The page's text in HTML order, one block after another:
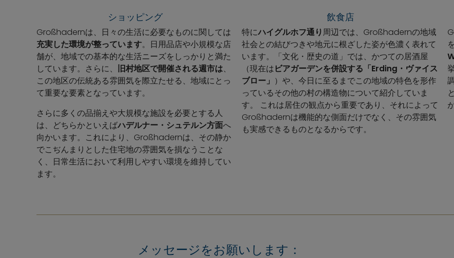
ショッピング
Großhadernは、日々の生活に必要なものに関しては
充実した環境が整っています。日用品店や小規模な店
舗が、地域での基本的な生活ニーズをしっかりと満た
しています。さらに、
旧村地区で開催される週市は、
この地区の伝統ある雰囲気を際立たせる、地域にとっ
て重要な要素となっています。
さらに多くの品揃えや大規模な施設を必要とする人
は、どちらかといえばハデルナー・シュテルン方面へ
向かいます。これにより、Großhadernは、その静か
でこぢんまりとした住宅地の雰囲気を損なうことな
く、日常生活において利用しやすい環境を維持してい
ます。
飲食店
特にハイグルホフ通り周辺では、Großhadernの地域
社会との結びつきや地元に根ざした姿が色濃く表れて
います。「文化・歴史の道」では、かつての居酒屋
（現在はビアガーデンを併設する「Erding・ヴァイス
ブロー」 ）や、今日に至るまでこの地域の特色を形作
っているその他の村の構造物について紹介していま
す。 これは居住の観点から重要であり、それによって
Großhadernは機能的な側面だけでなく、その雰囲気
も実感できるものとなるからです。
メッセージをお願いします：